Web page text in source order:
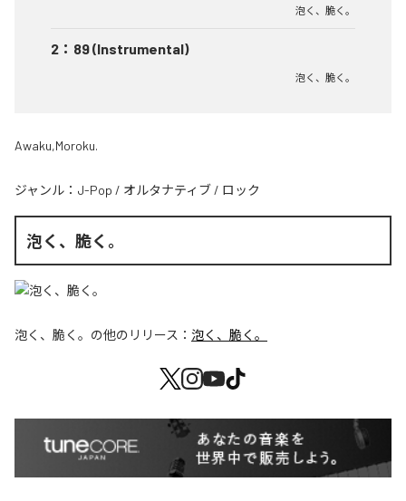
泡く、脆く。
2 ： 89 (Instrumental)
泡く、脆く。
Awaku,Moroku.
ジャンル： J-Pop / オルタナティブ / ロック
泡く、脆く。
泡く、脆く。 の他のリリース： 泡く、脆く。